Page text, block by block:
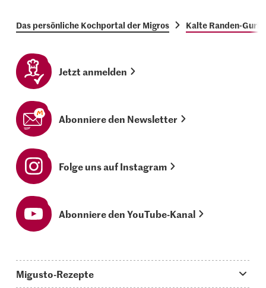
Das persönliche Kochportal der Migros Kalte Randen-
Jetzt anmelden
Abonniere den Newsletter
Folge uns auf Instagram
Abonniere den YouTube-Kanal
Migusto-Rezepte